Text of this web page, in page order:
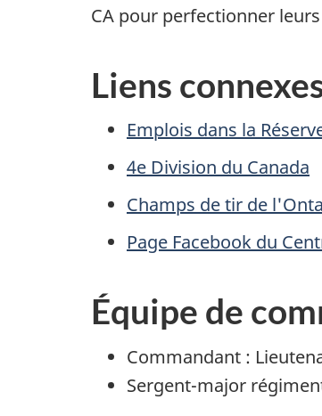
CA pour perfectionner
Liens
Emplois dans la
4e Division du Canada
Champs de tir de
Page Facebook du
Équipe de
Commandant :
Sergent-major